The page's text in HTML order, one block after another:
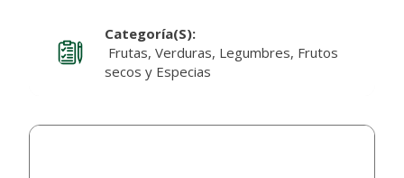
Categoría(s):
Frutas, Verduras, Legumbres, Frutos
secos y Especias